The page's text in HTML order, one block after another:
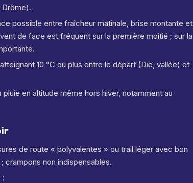
Drôme).
possible entre fraîcheur matinale, brise montante et
de face est fréquent sur la première moitié ; sur la
10 °C ou plus entre le départ (Die, vallée) et
en altitude même hors hiver, notamment au
de route « polyvalentes » ou trail léger avec bon
crampons non indispensables.
: